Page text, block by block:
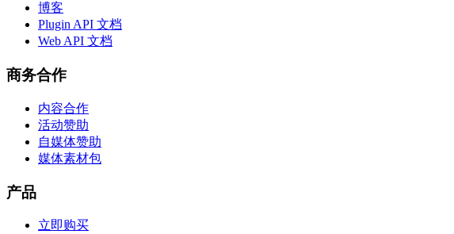
博客
Plugin API 文档
Web API 文档
商务合作
内容合作
活动赞助
自媒体赞助
媒体素材包
产品
立即购买